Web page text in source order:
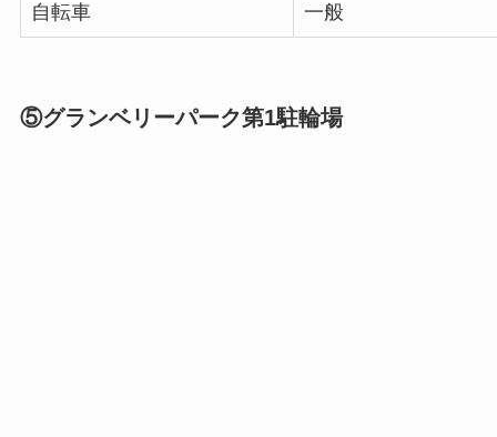
自転車 一般
⑤グランベリーパーク第1駐輪場